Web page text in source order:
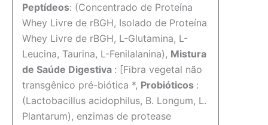
Peptídeos: (Concentrado de Proteína
Whey Livre de rBGH, Isolado de Proteína
Whey Livre de rBGH, L-Glutamina, L-
Leucina, Taurina, L-Fenilalanina), Mistura
de Saúde Digestiva : [Fibra vegetal não
transgênico pré-biótica *, Probióticos :
(Lactobacillus acidophilus, B. Longum, L.
Plantarum), enzimas de protease